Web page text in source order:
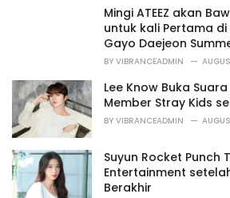
Mingi ATEEZ akan
untuk kali Pertama di
Gayo Daejeon
BY VIBRANCEADMIN
Lee Know Buka
Member Stray Kids
BY VIBRANCEADMIN
Suyun Rocket Punch
Entertainment
Berakhir